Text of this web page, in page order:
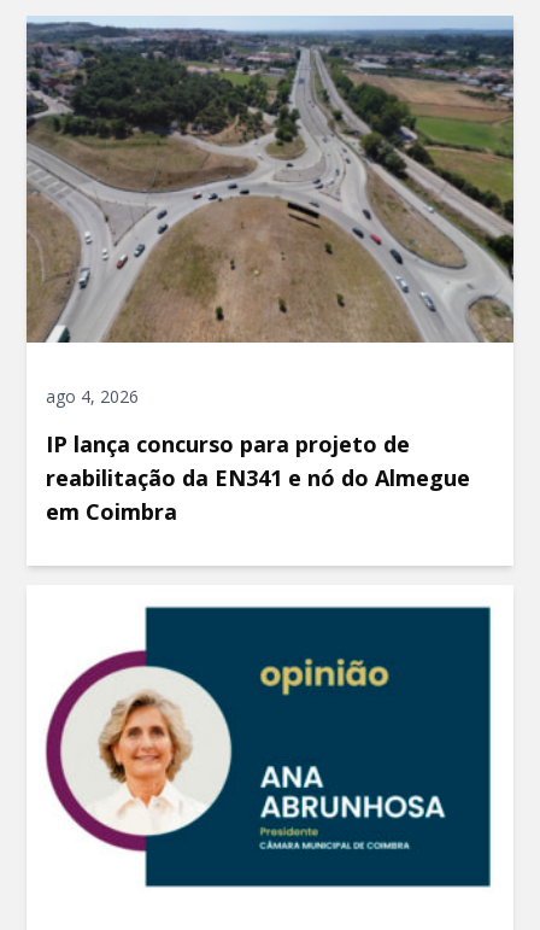
ago 4, 2026
IP lança concurso para projeto de
reabilitação da EN341 e nó do Almegue
em Coimbra